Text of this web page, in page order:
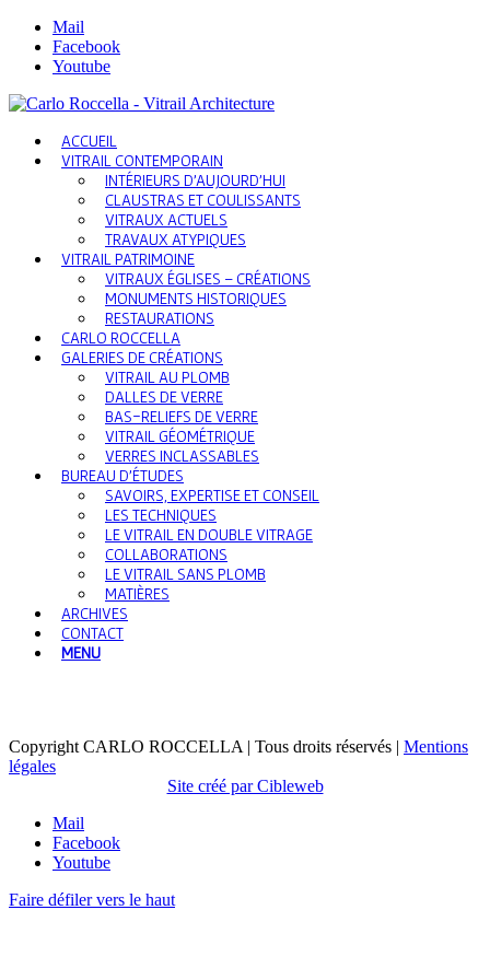
Mail
Facebook
Youtube
ACCUEIL
VITRAIL CONTEMPORAIN
INTÉRIEURS D’AUJOURD’HUI
CLAUSTRAS ET COULISSANTS
VITRAUX ACTUELS
TRAVAUX ATYPIQUES
VITRAIL PATRIMOINE
VITRAUX ÉGLISES – CRÉATIONS
MONUMENTS HISTORIQUES
RESTAURATIONS
CARLO ROCCELLA
GALERIES DE CRÉATIONS
VITRAIL AU PLOMB
DALLES DE VERRE
BAS-RELIEFS DE VERRE
VITRAIL GÉOMÉTRIQUE
VERRES INCLASSABLES
BUREAU D’ÉTUDES
SAVOIRS, EXPERTISE ET CONSEIL
LES TECHNIQUES
LE VITRAIL EN DOUBLE VITRAGE
COLLABORATIONS
LE VITRAIL SANS PLOMB
MATIÈRES
ARCHIVES
CONTACT
MENU
Copyright CARLO ROCCELLA | Tous droits réservés | Mentions
légales
Site créé par Cibleweb
Mail
Facebook
Youtube
Faire défiler vers le haut